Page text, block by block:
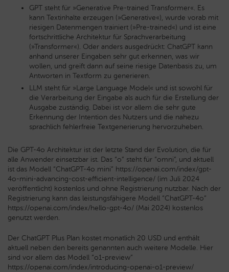
GPT steht für »Generative Pre-trained Transformer«. Es
kann Textinhalte erzeugen (»Generative«), wurde vorab mit
riesigen Datenmengen trainiert (»Pre-trained«) und ist eine
fortschrittliche Architektur für Sprachverarbeitung
(»Transformer«). Oder anders ausgedrückt: ChatGPT kann
anhand unserer Eingaben sehr gut erkennen, was wir
wollen, und greift dann auf seine riesige Datenbasis zu, um
Antworten in Textform zu generieren.
LLM steht für »Large Language Model« und ist sowohl für
die Verarbeitung der Eingabe als auch für die Erstellung der
Ausgabe zuständig. Dabei ist vor allem die sehr gute
Erkennung der Intention des Nutzers und die nahezu
sprachlich fehlerfreie Textgenerierung hervorzuheben.
Die GPT-4o Architektur ist der letzte Stand der Evolution, die für
alle Anwender einsetzbar ist. Das “o” steht für “omni”, und aktuell
ist das Modell “ChatGPT-4o mini” https://openai.com/index/gpt-
4o-mini-advancing-cost-efficient-intelligence/ (im Juli 2024
veröffentlicht) kostenlos und ohne Registrierung nutzbar. Nach der
Registrierung kann das leistungsfähigere Modell “ChatGPT-4o”
https://openai.com/index/hello-gpt-4o/ (Mai 2024) kostenlos
genutzt werden.
Der ChatGPT Plus Plan kostet monatlich 20 USD und enthält
aktuell neben den bereits genannten auch weitere Modelle. Hier
sind vor allem das Modell “o1-preview”
https://openai.com/index/introducing-openai-o1-preview/